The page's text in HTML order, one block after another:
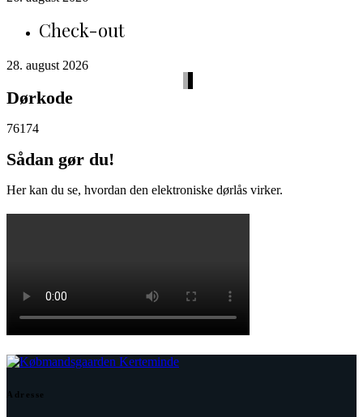
Check-out
28. august 2026
Dørkode
76174
Sådan gør du!
Her kan du se, hvordan den elektroniske dørlås virker.
Adresse